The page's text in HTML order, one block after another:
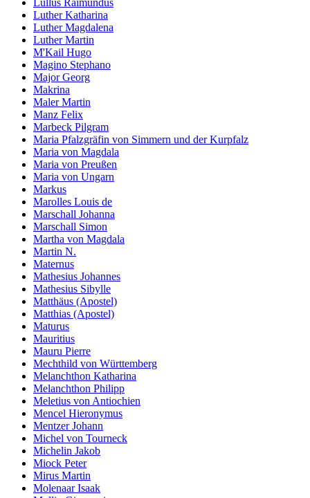
Lullus Raimundus
Luther Katharina
Luther Magdalena
Luther Martin
M'Kail Hugo
Magino Stephano
Major Georg
Makrina
Maler Martin
Manz Felix
Marbeck Pilgram
Maria Pfalzgräfin von Simmern und der Kurpfalz
Maria von Magdala
Maria von Preußen
Maria von Ungarn
Markus
Marolles Louis de
Marschall Johanna
Marschall Simon
Martha von Magdala
Martin N.
Maternus
Mathesius Johannes
Mathesius Sibylle
Matthäus (Apostel)
Matthias (Apostel)
Maturus
Mauritius
Mauru Pierre
Mechthild von Württemberg
Melanchthon Katharina
Melanchthon Philipp
Meletius von Antiochien
Mencel Hieronymus
Mentzer Johann
Michel von Tourneck
Michelin Jakob
Miock Peter
Mirus Martin
Molenaar Isaak